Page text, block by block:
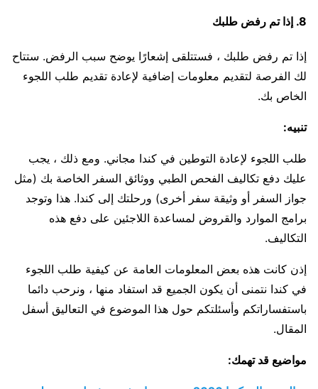
8. إذا تم رفض طلبك
إذا تم رفض طلبك ، فستتلقى إشعارًا يوضح سبب الرفض. ستتاح
لك الفرصة لتقديم معلومات إضافية لإعادة تقديم طلب اللجوء
الخاص بك.
تنبيه:
طلب اللجوء لإعادة التوطين في كندا مجاني. ومع ذلك ، يجب
عليك دفع تكاليف الفحص الطبي ووثائق السفر الخاصة بك (مثل
جواز السفر أو وثيقة سفر أخرى) ورحلتك إلى كندا. هذا وتوجد
برامج الموارد والقروض لمساعدة اللاجئين على دفع هذه
التكاليف.
إذن كانت هذه بعض المعلومات العامة عن كيفية طلب اللجوء
في كندا نتمنى أن يكون الجميع قد استفاد منها ، ونرحب دائما
باستفساراتكم وأسئلتكم حول هذا الموضوع في التعاليق أسفل
المقال.
مواضيع قد تهمك: